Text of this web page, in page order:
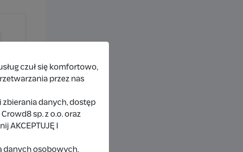
czuł się komfortowo,
przez nas
danych, dostęp
sp. z o.o. oraz
I
danych osobowych,